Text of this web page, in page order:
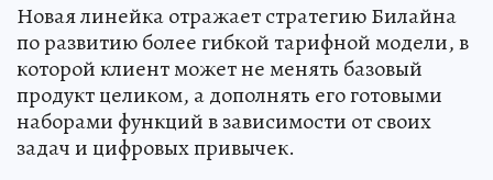
Новая линейка отражает стратегию Билайна
по развитию более гибкой тарифной модели, в
которой клиент может не менять базовый
продукт целиком, а дополнять его готовыми
наборами функций в зависимости от своих
задач и цифровых привычек.